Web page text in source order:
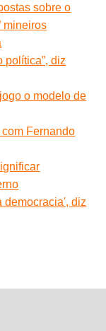
sobre o
mineiros
política”, diz
o modelo de
Fernando
democracia', diz